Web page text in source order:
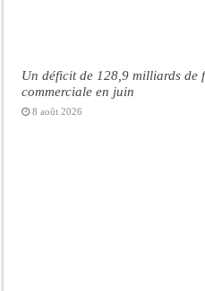
Un déficit de 128,9 milliards de
commerciale en juin
8 août 2026